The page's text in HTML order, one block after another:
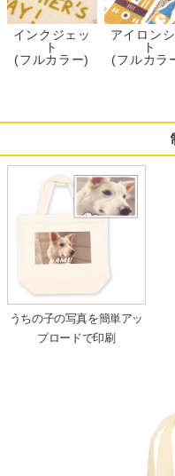
インクジェッ
ト
(フルカラー)
アイロン
ト
(フルカラ
うちの子の写真を簡単アッ
プロードで印刷